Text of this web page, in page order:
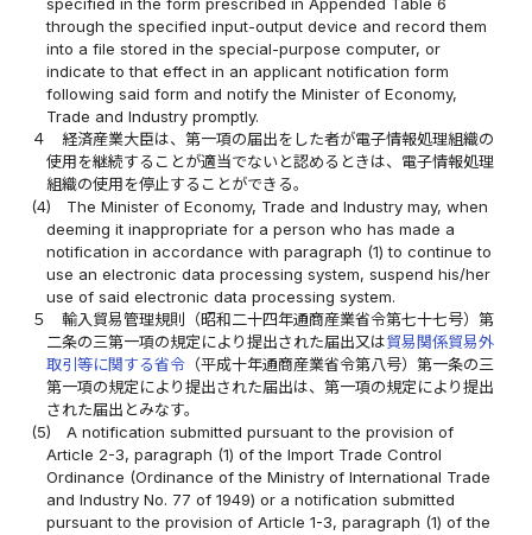
specified in the form prescribed in Appended Table 6
through the specified input-output device and record them
into a file stored in the special-purpose computer, or
indicate to that effect in an applicant notification form
following said form and notify the Minister of Economy,
Trade and Industry promptly.
４
経済産業大臣は、第一項の届出をした者が電子情報処理組織の
使用を継続することが適当でないと認めるときは、電子情報処理
組織の使用を停止することができる。
(4)
The Minister of Economy, Trade and Industry may, when
deeming it inappropriate for a person who has made a
notification in accordance with paragraph (1) to continue to
use an electronic data processing system, suspend his/her
use of said electronic data processing system.
５
輸入貿易管理規則（昭和二十四年通商産業省令第七十七号）第
二条の三第一項の規定により提出された届出又は貿易関係貿易外
取引等に関する省令 （平成十年通商産業省令第八号）第一条の三
第一項の規定により提出された届出は、第一項の規定により提出
された届出とみなす。
(5)
A notification submitted pursuant to the provision of
Article 2-3, paragraph (1) of the Import Trade Control
Ordinance (Ordinance of the Ministry of International Trade
and Industry No. 77 of 1949) or a notification submitted
pursuant to the provision of Article 1-3, paragraph (1) of the